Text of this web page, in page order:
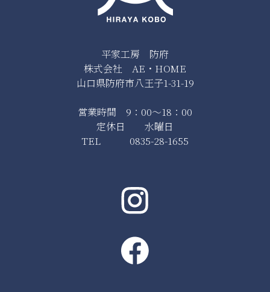
平家工房 防府
株式会社 AE・HOME
山口県防府市八王子1-31-19
営業時間 9：00～18：00
定休日 水曜日
TEL 0835-28-1655